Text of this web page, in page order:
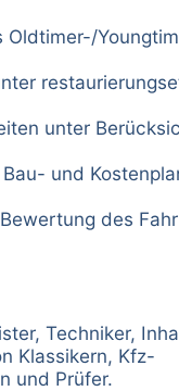
Oldtimer-/
unter
und
des
Techniker,
Klassikern, Kfz-
und Prüfer.